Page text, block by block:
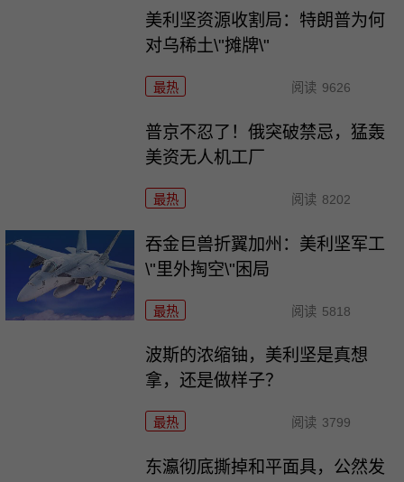
美利坚资源收割局：特朗普为何
对乌稀土\"摊牌\"
最热 阅读 9626
普京不忍了！俄突破禁忌，猛轰
美资无人机工厂
最热 阅读 8202
吞金巨兽折翼加州：美利坚军工
\"里外掏空\"困局
最热 阅读 5818
波斯的浓缩铀，美利坚是真想
拿，还是做样子？
最热 阅读 3799
东瀛彻底撕掉和平面具，公然发